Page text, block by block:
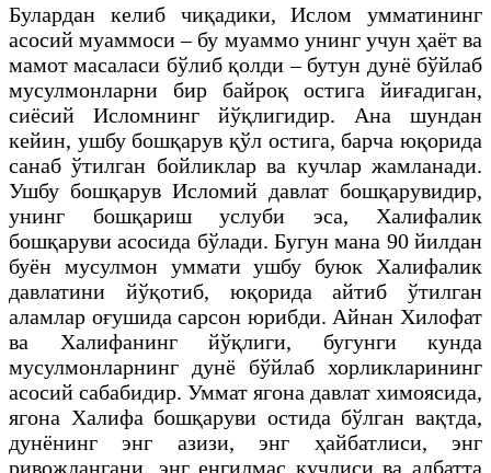
Булардан келиб чиқадики, Ислом умматининг
асосий муаммоси – бу муаммо унинг учун ҳаёт ва
мамот масаласи бўлиб қолди – бутун дунё бўйлаб
мусулмонларни бир байроқ остига йиғадиган,
сиёсий Исломнинг йўқлигидир. Ана шундан
кейин, ушбу бошқарув қўл остига, барча юқорида
санаб ўтилган бойликлар ва кучлар жамланади.
Ушбу бошқарув Исломий давлат бошқарувидир,
унинг бошқариш услуби эса, Халифалик
бошқаруви асосида бўлади. Бугун мана 90 йилдан
буён мусулмон уммати ушбу буюк Халифалик
давлатини йўқотиб, юқорида айтиб ўтилган
аламлар оғушида сарсон юрибди. Айнан Хилофат
ва Халифанинг йўқлиги, бугунги кунда
мусулмонларнинг дунё бўйлаб хорликларининг
асосий сабабидир. Уммат ягона давлат химоясида,
ягона Халифа бошқаруви остида бўлган вақтда,
дунёнинг энг азизи, энг ҳайбатлиси, энг
ривожлангани, энг енгилмас кучлиси ва албатта